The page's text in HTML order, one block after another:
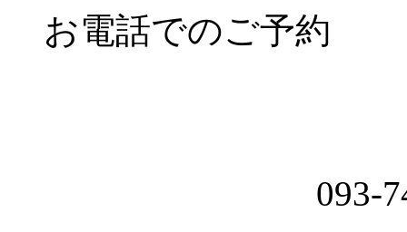
お電話でのご予約
093-